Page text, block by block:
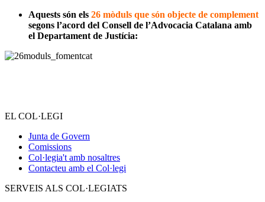
Aquests són els 26 mòduls que són objecte de complement
segons l’acord del Consell de l’Advocacia Catalana amb
el Departament de Justícia:
EL COL·LEGI
Junta de Govern
Comissions
Col·legia't amb nosaltres
Contacteu amb el Col·legi
SERVEIS ALS COL·LEGIATS